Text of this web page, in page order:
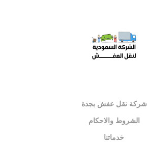
شركة نقل عفش بجدة
الشروط والاحكام
خدماتنا